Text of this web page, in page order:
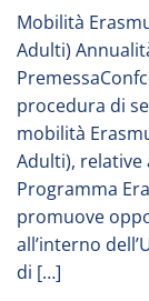
Mobilità
Adulti)
procedura di
mobilità
Adulti), relative
Programma
promuove
all’interno
di […]